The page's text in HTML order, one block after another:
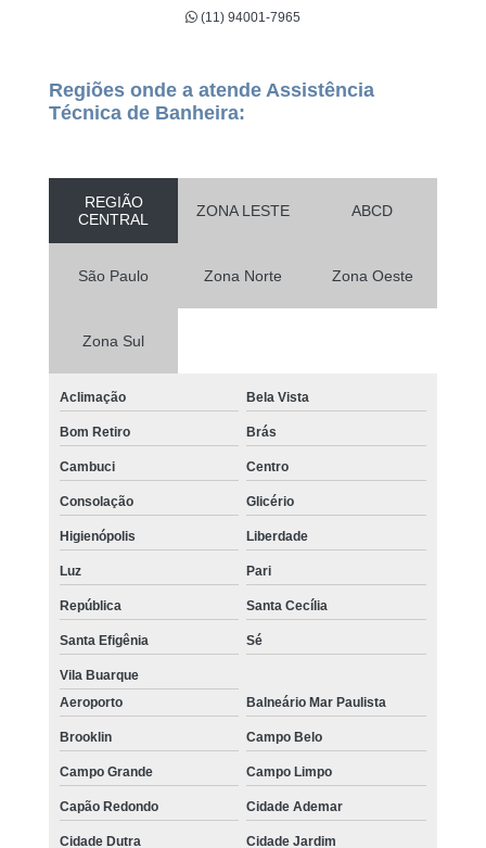
(11) 94001-7965
Regiões onde a atende Assistência
Técnica de Banheira:
REGIÃO
CENTRAL
ZONA LESTE ABCD
São Paulo Zona Norte Zona Oeste
Zona Sul
Aclimação Bela Vista
Bom Retiro Brás
Cambuci Centro
Consolação Glicério
Higienópolis Liberdade
Luz Pari
República Santa Cecília
Santa Efigênia Sé
Vila Buarque
Aeroporto
Balneário Mar Paulista
Brooklin Campo Belo
Campo Grande Campo Limpo
Capão Redondo Cidade Ademar
Cidade Dutra Cidade Jardim